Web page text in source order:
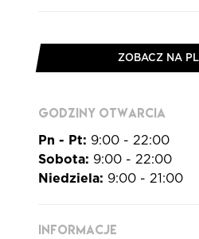
ZOBACZ NA
GODZINY OTWARCIA
Pn - Pt: 9:00 - 22:00
Sobota: 9:00 - 22:00
Niedziela: 9:00 - 21:00
INFORMACJE